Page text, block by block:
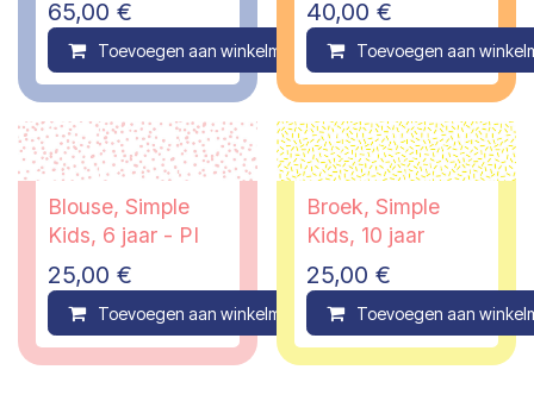
65,00 €
Toevoegen aan winkelmandje Compare
40,00 €
Toevoegen aan
Blouse, Simple
Kids, 6 jaar - PI
25,00 €
Toevoegen aan winkelmandje Compare
Broek, Simple
Kids, 10 jaar
25,00 €
Toevoegen aan